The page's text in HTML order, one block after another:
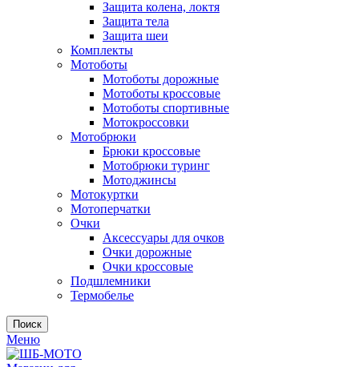
Защита колена, локтя
Защита тела
Защита шеи
Комплекты
Мотоботы
Мотоботы дорожные
Мотоботы кроссовые
Мотоботы спортивные
Мотокроссовки
Мотобрюки
Брюки кроссовые
Мотобрюки туринг
Мотоджинсы
Мотокуртки
Мотоперчатки
Очки
Аксессуары для очков
Очки дорожные
Очки кроссовые
Подшлемники
Термобелье
Поиск
Меню